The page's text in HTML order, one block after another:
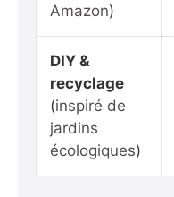
Amazon)
DIY &
recyclage
(inspiré de
jardins
écologiques)